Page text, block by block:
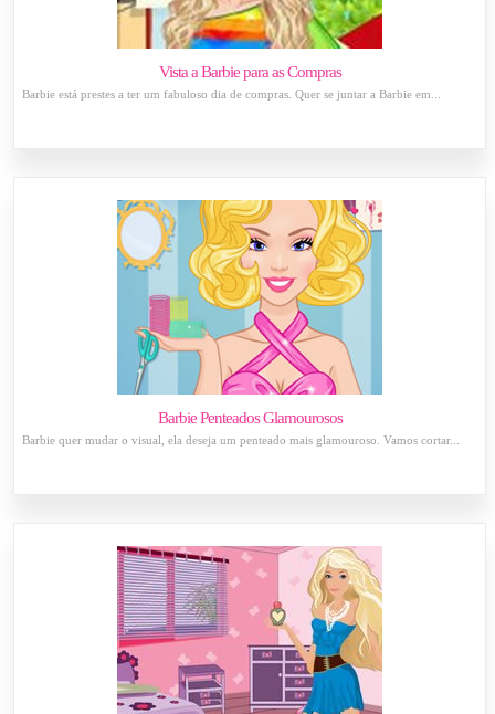
Vista a Barbie para as Compras
Barbie está prestes a ter um fabuloso dia de compras. Quer se juntar a Barbie em...
Barbie Penteados Glamourosos
Barbie quer mudar o visual, ela deseja um penteado mais glamouroso. Vamos cortar...